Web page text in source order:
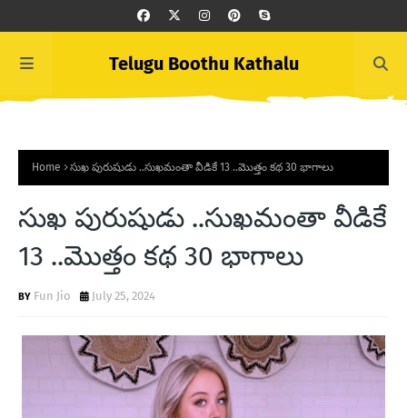
Telugu Boothu Kathalu
Home సుఖ పురుషుడు ..సుఖమంతా వీడికే 13 ..మొత్తం కథ 30 భాగాలు
సుఖ పురుషుడు ..సుఖమంతా వీడికే
13 ..మొత్తం కథ 30 భాగాలు
Fun Jio July 25, 2024